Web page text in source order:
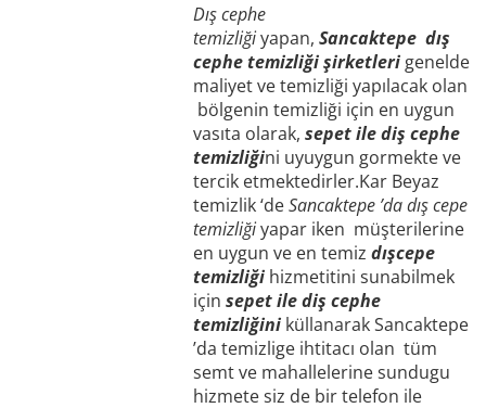
Dış cephe
temizliğiyapan,Sancaktepe dış
cephe temizliği şirketleri genelde
maliyet ve temizliği yapılacak olan
bölgenin temizliği için en uygun
vasıta olarak,sepet ile diş cephe
temizliğini uyuygun gormekte ve
tercik etmektedirler.Kar Beyaz
temizlik ‘deSancaktepe ’da dış cepe
temizliğiyapar iken müşterilerine
en uygun ve en temizdışcepe
temizliği hizmetitini sunabilmek
içinsepet ile diş cephe
temizliğini küllanarak Sancaktepe
’da temizlige ihtitacı olan tüm
semt ve mahallelerine sundugu
hizmete siz de bir telefon ile